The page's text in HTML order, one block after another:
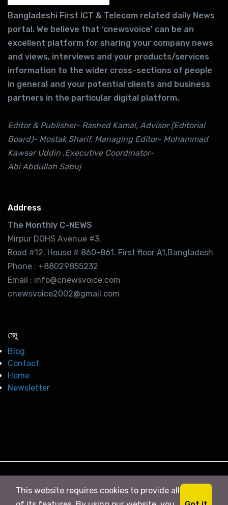
Bangladeshi First ICT & Telecom related daily News
portal. We believe that ‘cnewsvoice’ can be an
excellent platform for sharing your company news
and views, interviews and your products/services
information to the wider cross-sections of people
in general and your potential clients and business
partners in the particular digital platform.
Editor & Publisher- Rashed Kamal, Advisor (Editorial
Board)- Mostak Sharif, Managing Editor- Mohammad
Kawsar Uddin ,Executive Coordinator-
Abi Abdullah Sabuj
Address
The Monthly C-NEWS
Mirpur DOHS Avenue #3.
Road #12. House # 860-861. First floor A1,Bangladesh
Phone : +88029855232
Email : info@cnewsvoice.com
cnewsvoice2002@gmail.com
মেনু
Blog
Contact
Home
Newsletter
This website requires cookies to provide all